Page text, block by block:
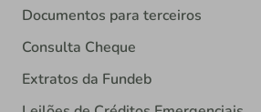
Documentos para terceiros
Consulta Cheque
Extratos da Fundeb